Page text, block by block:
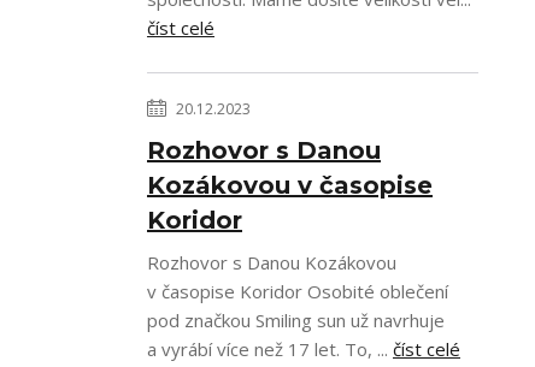
číst celé
20.12.2023
Rozhovor s Danou
Kozákovou v časopise
Koridor
Rozhovor s Danou Kozákovou
v časopise Koridor Osobité oblečení
pod značkou Smiling sun už navrhuje
a vyrábí více než 17 let. To, ... číst celé